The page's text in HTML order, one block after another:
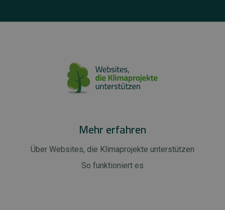
Mehr erfahren
Über Websites, die Klimaprojekte unterstützen
So funktioniert es